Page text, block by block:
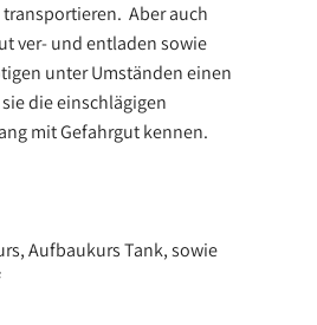
Aber auch
ver- und entladen sowie
unter Umständen einen
die einschlägigen
mit Gefahrgut kennen.
Aufbaukurs Tank, sowie